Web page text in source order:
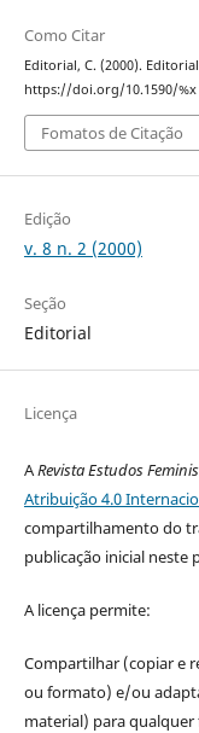
Como Citar
Editorial, C. (2000).
https://doi.org/10.1590/%x
Fomatos de Citação
Edição
v. 8 n. 2 (2000)
Seção
Editorial
Licença
ARevista Estudos
Atribuição 4.0
compartilhamento do
publicação inicial neste
A licença permite:
Compartilhar (copiar e
ou formato) e/ou
material) para